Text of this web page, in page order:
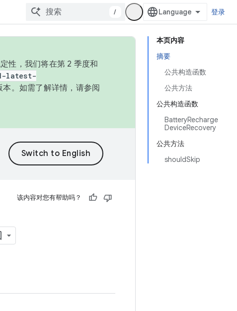
/ 登录
本页内容
摘要
公共构造函数
公共方法
公共构造函数
BatteryRecharge
DeviceRecovery
公共方法
shouldSkip
性，我们将在第 2 季度和
latest-
。如需了解详情，请参阅
该内容对您有帮助吗？